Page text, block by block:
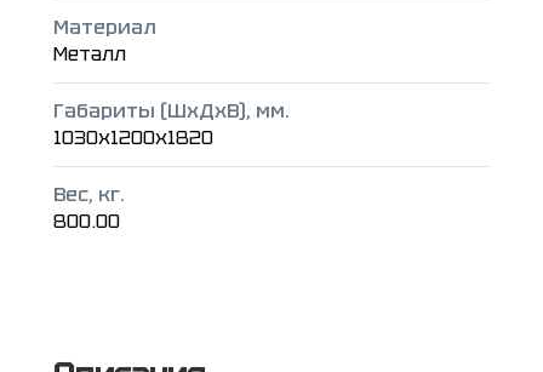
Материал
Металл
Габариты (ШxДxВ), мм.
1030x1200x1820
Вес, кг.
800.00